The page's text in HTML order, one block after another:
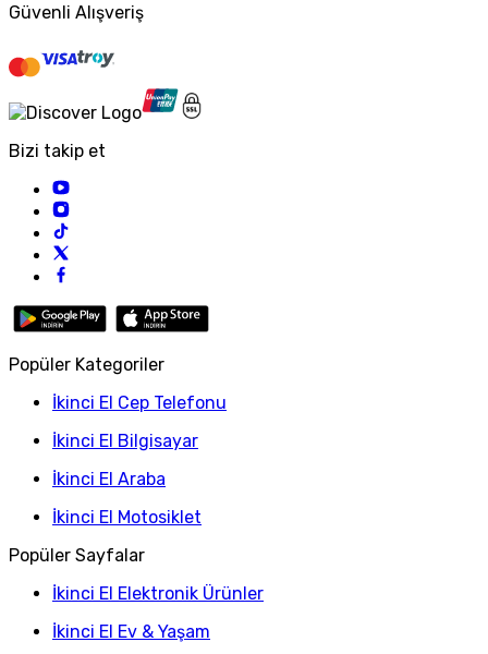
Güvenli Alışveriş
Bizi takip et
Popüler Kategoriler
İkinci El Cep Telefonu
İkinci El Bilgisayar
İkinci El Araba
İkinci El Motosiklet
Popüler Sayfalar
İkinci El Elektronik Ürünler
İkinci El Ev & Yaşam